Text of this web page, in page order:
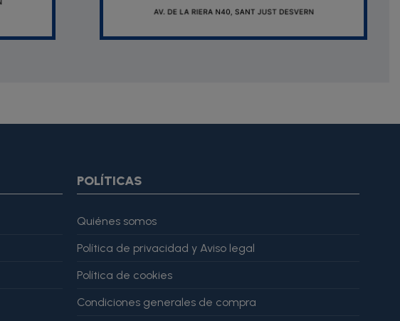
POLÍTICAS
Quiénes somos
Política de privacidad y Aviso legal
Política de cookies
Condiciones generales de compra
"Rating", "ratingValue": 4, "bestRating": 5 }, "reviewBody": "Este producto